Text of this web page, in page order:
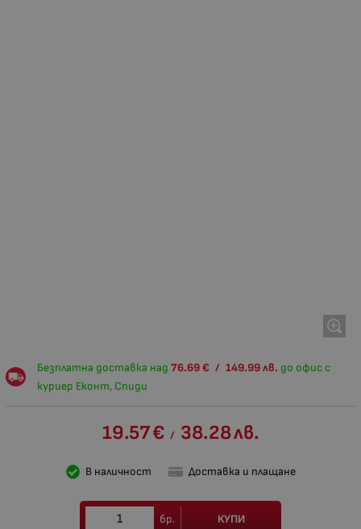
Безплатна доставка над 76.69 € / 149.99 лв. до офис с
куриер Еконт, Спиди
19.57€ / 38.28лв.
В наличност Доставка и плащане
бр. КУПИ